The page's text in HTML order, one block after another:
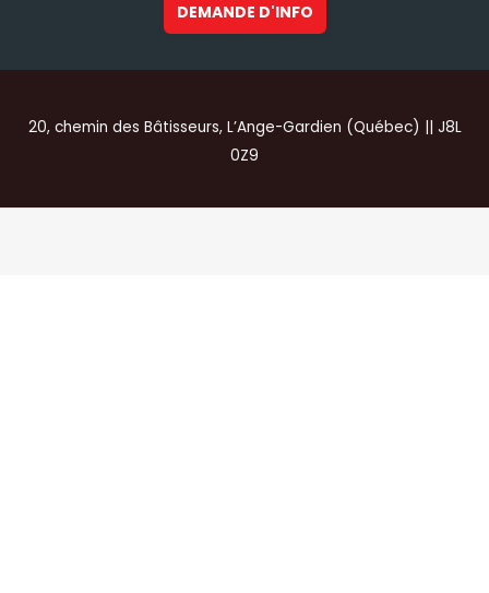
DEMANDE D'INFO
20, chemin des Bâtisseurs, L’Ange-Gardien (Québec) || J8L
0Z9